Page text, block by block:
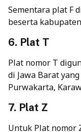
Sementara plat F
beserta
6. Plat T
Plat nomor T
di Jawa Barat
Purwakarta,
7. Plat Z
Untuk Plat nomor